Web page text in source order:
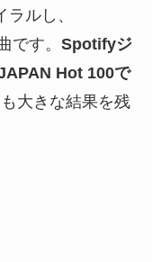
ルし、
です。 Spotifyジ
Hot 100で
大きな結果を残